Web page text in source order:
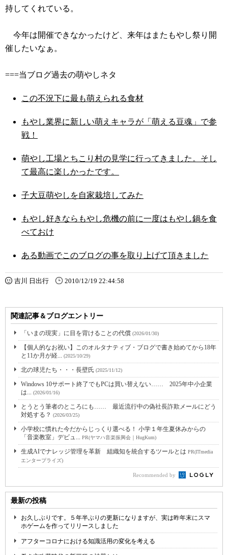
持してくれている。
今年は開催できなかったけど、来年はまたもやし祭り開
催したいなぁ。
===当ブログ過去の萌やしネタ
この不況下に最も萌えられる食材
もやし業界に新しい萌えキャラが「萌える豆魂」で参
戦！
萌やし工場とちこり村の見学に行ってきました。そし
て最高に楽しかったです。
子大豆萌やしを自家栽培してみた
もやし好きならもやし危機の前に一度はもやし鍋を食
べておけ
ある動画でこのブログの事を取り上げて頂きました
吉川 日出行 2010/12/19 22:44:58
関連記事＆ブログエントリー
「いまの現実」に目を背けることの代償 (2026/01/30)
【個人的なお祝い】このオルタナティブ・ブログで書き始めてから18年
と11か月が経... (2025/10/29)
北の球児たち・・・長壁氏 (2025/11/12)
Windows 10サポート終了でもPCは買い替えない…… 2025年中小企業
は... (2026/01/16)
とうとう筆者のところにも…… 最近流行中の偽社長詐欺メールにどう
対処する？ (2026/03/25)
小学校に慣れた今だからじっくり選べる！ 小学１年生夏休みからの
「音楽教室」デビュ... PR(ヤマハ音楽振興会｜HugKum)
生成AIでナレッジ管理を革新 組織知を統合するツールとは PR(ITmedia
エンタープライズ)
Recommended by
最新の投稿
お久しぶりです。５年半ぶりの更新になりますが、実は昨年末にスマ
ホゲームを作ってリリースしました
アフターコロナにおける知識活用の変化を考える